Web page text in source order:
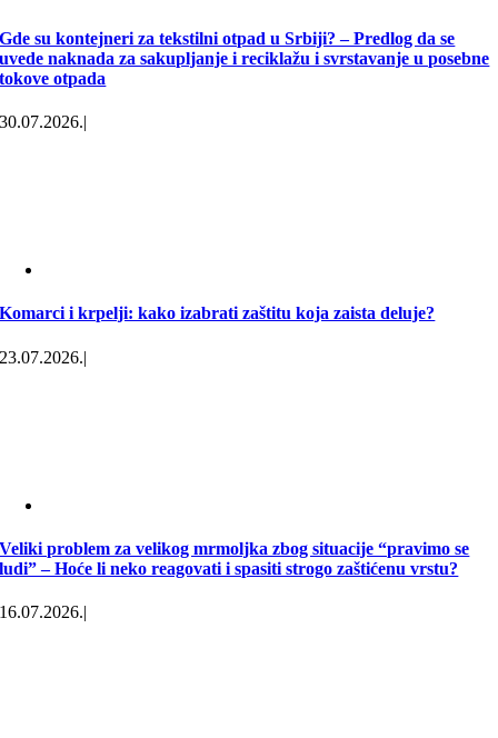
Gde su kontejneri za tekstilni otpad u Srbiji? – Predlog da se
uvede naknada za sakupljanje i reciklažu i svrstavanje u posebne
tokove otpada
30.07.2026.|
Komarci i krpelji: kako izabrati zaštitu koja zaista deluje?
23.07.2026.|
Veliki problem za velikog mrmoljka zbog situacije “pravimo se
ludi” – Hoće li neko reagovati i spasiti strogo zaštićenu vrstu?
16.07.2026.|